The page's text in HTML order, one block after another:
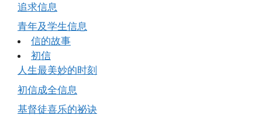
追求信息
青年及学生信息
信的故事
初信
人生最美妙的时刻
初信成全信息
基督徒喜乐的祕诀